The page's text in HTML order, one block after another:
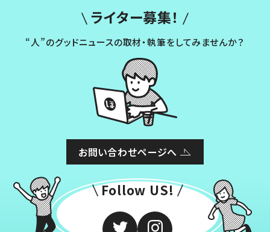
ライター募集！
“人”のグッドニュースの取材・執筆をしてみませんか？
お問い合わせページへ
Follow US!